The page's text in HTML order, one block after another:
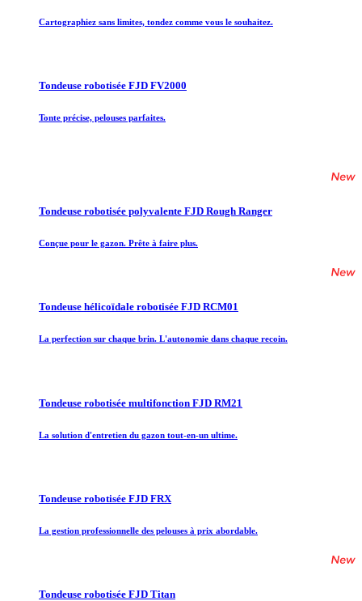
Cartographiez sans limites, tondez comme vous le souhaitez.
Tondeuse robotisée FJD FV2000
Tonte précise, pelouses parfaites.
Tondeuse robotisée polyvalente FJD Rough Ranger
Conçue pour le gazon. Prête à faire plus.
Tondeuse hélicoïdale robotisée FJD RCM01
La perfection sur chaque brin. L'autonomie dans chaque recoin.
Tondeuse robotisée multifonction FJD RM21
La solution d'entretien du gazon tout-en-un ultime.
Tondeuse robotisée FJD FRX
La gestion professionnelle des pelouses à prix abordable.
Tondeuse robotisée FJD Titan